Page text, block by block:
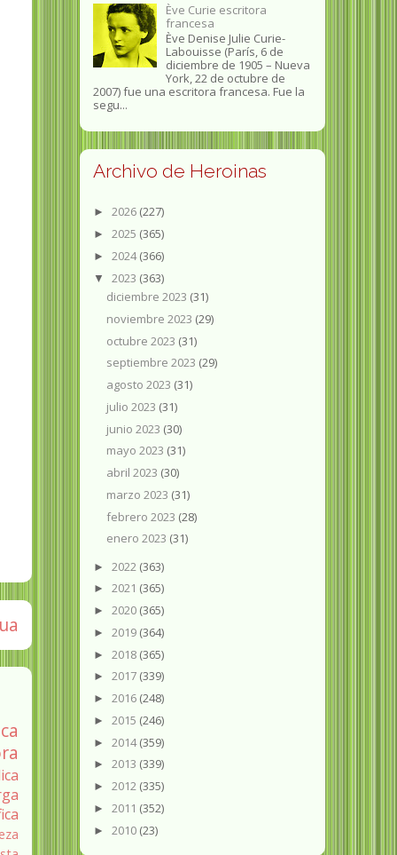
Ève Curie escritora
francesa
Ève Denise Julie Curie-
Labouisse (París, 6 de
diciembre de 1905 – Nueva
York, 22 de octubre de
2007) fue una escritora francesa. Fue la
segu...
Archivo de Heroinas
► 2026 (227)
► 2025 (365)
► 2024(366)
▼ 2023 (363)
diciembre 2023 (31)
noviembre 2023 (29)
octubre 2023 (31)
septiembre 2023 (29)
agosto 2023 (31)
julio 2023 (31)
junio 2023 (30)
mayo 2023 (31)
abril 2023 (30)
marzo 2023 (31)
febrero 2023 (28)
enero 2023 (31)
► 2022 (363)
► 2021 (365)
► 2020 (365)
► 2019 (364)
► 2018 (365)
► 2017 (339)
► 2016 (248)
► 2015 (246)
► 2014(359)
► 2013 (339)
► 2012 (335)
► 2011 (352)
► 2010 (23)